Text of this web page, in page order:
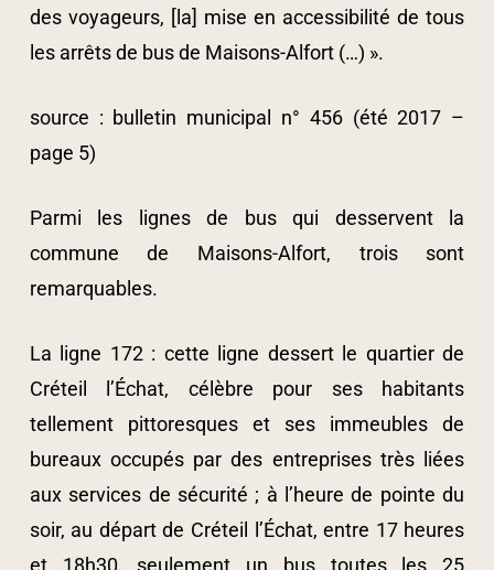
des voyageurs, [la] mise en accessibilité de tous
les arrêts de bus de Maisons-Alfort (…) ».
source : bulletin municipal n° 456 (été 2017 –
page 5)
Parmi les lignes de bus qui desservent la
commune de Maisons-Alfort, trois sont
remarquables.
La ligne 172 : cette ligne dessert le quartier de
Créteil l’Échat, célèbre pour ses habitants
tellement pittoresques et ses immeubles de
bureaux occupés par des entreprises très liées
aux services de sécurité ; à l’heure de pointe du
soir, au départ de Créteil l’Échat, entre 17 heures
et 18h30, seulement un bus toutes les 25